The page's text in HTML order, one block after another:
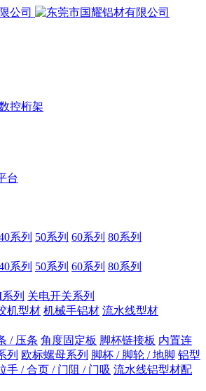
控桁架
台
系列 50系列 60系列 80系列
系列 50系列 60系列 80系列
列 关电开关系列
机型材 机械手铝材 流水线型材
/ 压条 角度固定板 脚杯链接板 内置连
列 欧标螺母系列 脚杯 / 脚轮 / 地脚 铝型
手 / 合页 / 门阻 / 门吸 流水线铝型材配